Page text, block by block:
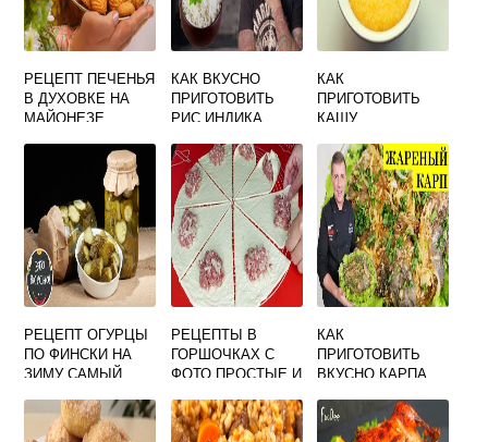
РЕЦЕПТ ПЕЧЕНЬЯ
В ДУХОВКЕ НА
МАЙОНЕЗЕ
КАК ВКУСНО
ПРИГОТОВИТЬ
РИС ИНДИКА
КАК
ПРИГОТОВИТЬ
КАШУ
ВКУСНО
РЕЦЕПТ ОГУРЦЫ
ПО ФИНСКИ НА
ЗИМУ САМЫЙ
РЕЦЕПТЫ В
ГОРШОЧКАХ С
ФОТО ПРОСТЫЕ И
КАК
ПРИГОТОВИТЬ
ВКУСНО КАРПА